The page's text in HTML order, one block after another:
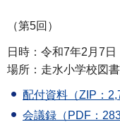
（第5回）
日時：令和7年2月7
場所：走水小学校図
配付資料（ZIP：
会議録（PDF：